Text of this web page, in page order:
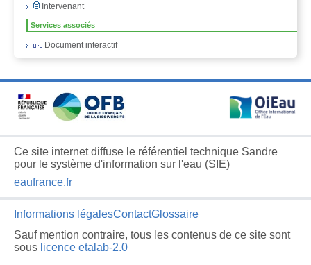
Intervenant
Services associés
Document interactif
Ce site internet diffuse le référentiel technique Sandre
pour le système d'information sur l'eau (SIE)
eaufrance.fr
Informations légalesContactGlossaire
Sauf mention contraire, tous les contenus de ce site sont
sous licence etalab-2.0